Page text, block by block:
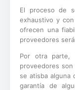
El proceso de
exhaustivo y
ofrecen una
proveedores
Por otra parte,
proveedores
se atisba alguna
garantía de